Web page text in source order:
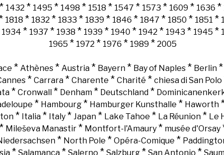
1432 * 1495 * 1498 * 1518 * 1547 * 1573 * 1609 * 1636 *
1818 * 1832 * 1833 * 1839 * 1846 * 1847 * 1850 * 1851 *
1934 * 1937 * 1938 * 1939 * 1940 * 1942 * 1943 * 1945 *
1965 * 1972 * 1976 * 1989 * 2005
* Athènes* Austria* Bayern* Bay of Naples* Berlin*
* Carrara* Charente * Charité * chiesa di San Polo
* Cronwall * Denham * Deutschland *
* Hambourg * Hamburger Kunsthalle * Haworth
* Italia* Italy* Japan* Lake Tahoe * La Réunion* Le
Mileševa Manastir * Montfort-l'Amaury * musée d'Orsay
* North Pole * Opéra-Comique *
* Salamanca * Salerno * Salzburg * San Antonio *